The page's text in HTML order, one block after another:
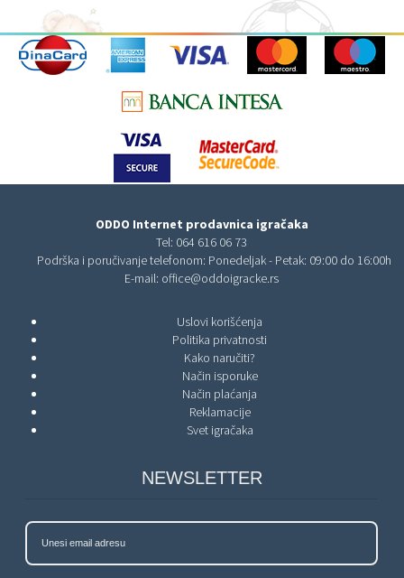
ODDO Internet prodavnica igračaka
Tel: 064 616 06 73
Podrška i poručivanje telefonom: Ponedeljak - Petak: 09:00 do 16:00h
E-mail: office@oddoigracke.rs
Uslovi korišćenja
Politika privatnosti
Kako naručiti?
Način isporuke
Način plaćanja
Reklamacije
Svet igračaka
NEWSLETTER